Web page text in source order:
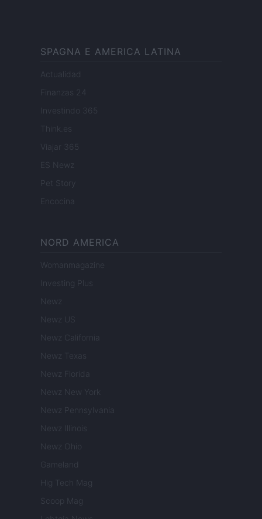
SPAGNA E AMERICA LATINA
Actualidad
Finanzas 24
Investindo 365
Think.es
Viajar 365
ES Newz
Pet Story
Encocina
NORD AMERICA
Womanmagazine
Investing Plus
Newz
Newz US
Newz California
Newz Texas
Newz Florida
Newz New York
Newz Pennsylvania
Newz Illinois
Newz Ohio
Gameland
Hig Tech Mag
Scoop Mag